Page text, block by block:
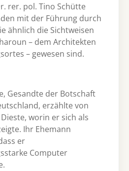
rer. pol. Tino Schütte
mit der Führung durch
ähnlich die Sichtweisen
– dem Architekten
– gewesen sind.
Gesandte der Botschaft
erzählte von
worin er sich als
Ihr Ehemann
er
Computer